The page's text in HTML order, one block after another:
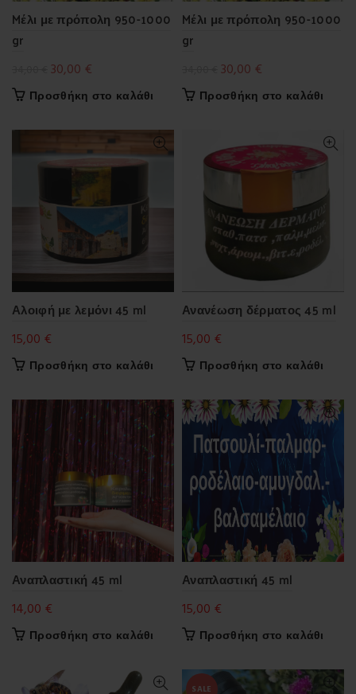
Mέλι με πρόπολη 950-1000
gr
Original
price
was:
34,00 €.
30,00 €
τρέχουσα
είναι:
30,00 €.
Προσθήκη στο καλάθι
Mέλι με πρόπολη 950-1000
gr
Original
price
was:
30,00 €
τρέχουσα
30,00 €.
Προσθήκη στο καλάθι
Αλοιφή με λεμόνι 45 ml
15,00 €
Προσθήκη στο καλάθι
Ανανέωση δέρματος 45 ml
15,00 €
Προσθήκη στο καλάθι
Αναπλαστική 45 ml
14,00 €
Προσθήκη στο καλάθι
Αναπλαστική 45 ml
15,00 €
Προσθήκη στο καλάθι
SALE